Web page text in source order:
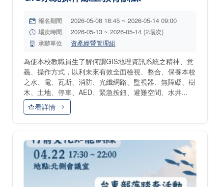
報名期間 2026-05-08 18:45 ~ 2026-05-14 09:00
場次時間 2026-05-13 ~ 2026-05-14 (2場次)
承辦單位 資產經營管理組
為使本校教職員生了解何謂GIS地理資訊系統之精神、意
義、操作方式，以利未來有效全面檢視、整合、保養本校
之水、電、瓦斯、消防、光纖網路、監視器、無障礙、樹
木、土地、停車、AED、緊急按鈕、避難空間、水井...
查看詳情